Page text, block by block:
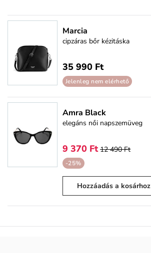
Marcia
cipzáras bőr kézitáska
35 990 Ft
Jelenleg nem elérhető
Amra Black
elegáns női napszemüveg
9 370 Ft 12 490 Ft
-25%
Hozzáadás a kosárhoz